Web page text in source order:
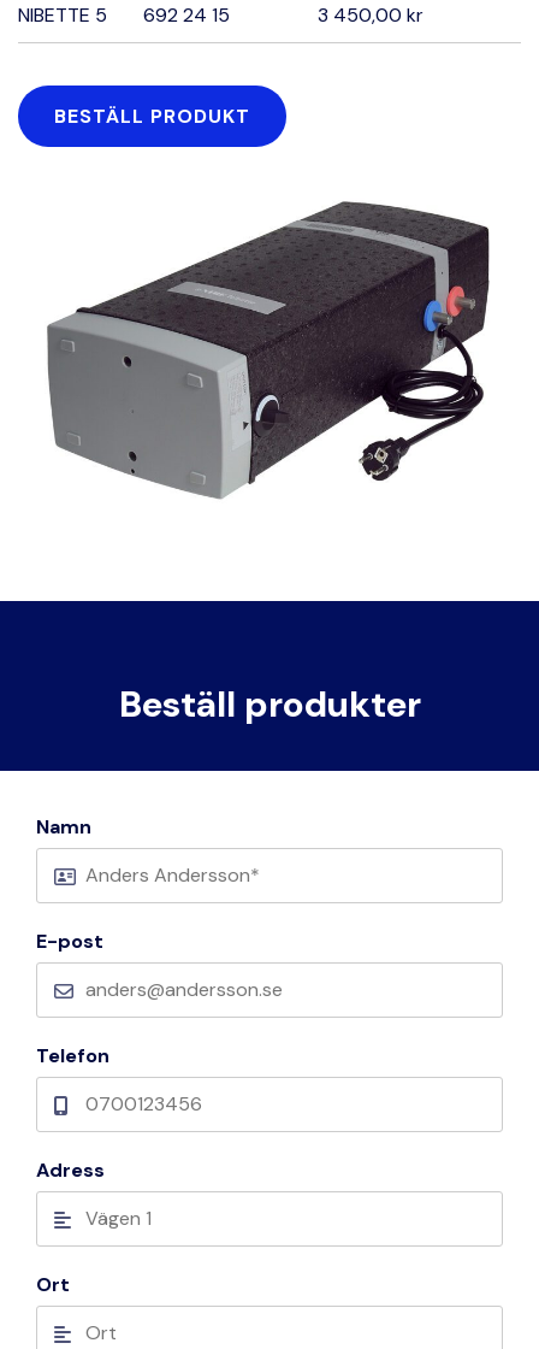
NIBETTE 5 692 24 15 3 450,00 kr
BESTÄLL PRODUKT
Beställ produkter
Namn
E-post
Telefon
Adress
Ort